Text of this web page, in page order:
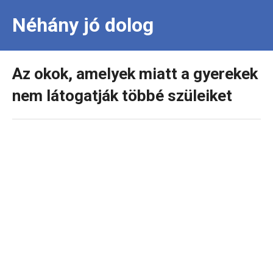
Néhány jó dolog
Az okok, amelyek miatt a gyerekek
nem látogatják többé szüleiket